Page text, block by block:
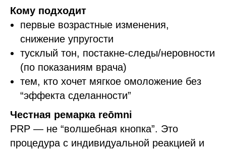
Кому подходит
первые возрастные изменения,
снижение упругости
тусклый тон, постакне-следы/неровности
(по показаниям врача)
тем, кто хочет мягкое омоложение без
“эффекта сделанности”
Честная ремарка reōmni
PRP — не “волшебная кнопка”. Это
процедура с индивидуальной реакцией и